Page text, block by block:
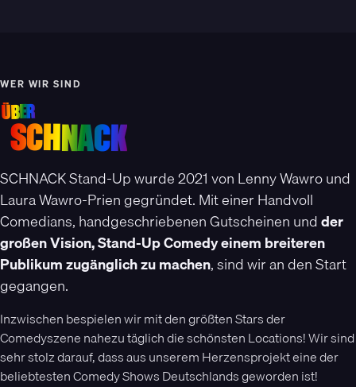
haben wir ein Awareness-Konzept entwickelt, das auf jeder
Veranstaltung ausliegt. Sprecht uns gerne an, wenn euch etwas
auffällt.
WER WIR SIND
ÜBER
SCHNACK
SCHNACK Stand-Up wurde 2021 von Lenny Wawro und
Laura Wawro-Prien gegründet. Mit einer Handvoll
Comedians, handgeschriebenen Gutscheinen undder
großen Vision, Stand-Up Comedy einem breiteren
Publikum zugänglich zu machen, sind wir an den Start
gegangen.
Inzwischen bespielen wir mit den größten Stars der
Comedyszene nahezu täglich die schönsten Locations! Wir sind
sehr stolz darauf, dass aus unserem Herzensprojekt eine der
beliebtesten Comedy Shows Deutschlands geworden ist!